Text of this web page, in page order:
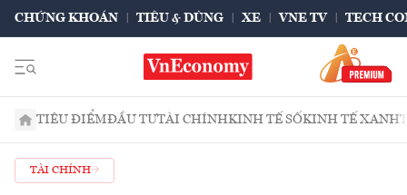
CHỨNG KHOÁN TIÊU & DÙNG XE VNE TV TECH
TIÊU ĐIỂMĐẦU TƯTÀI CHÍNHKINH TẾ SỐKINH TẾ XANH
TÀI CHÍNH